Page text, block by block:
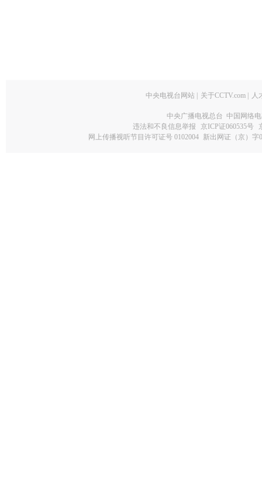
中央电视台网站 关于CCTV.com 人
中央广播电视总台 中国网络
违法和不良信息举报
京ICP证060535号
网上传播视听节目许可证号 0102004 新出网证（京）